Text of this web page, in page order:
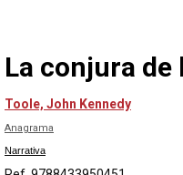
La conjura de
Toole, John Kennedy
Anagrama
Narrativa